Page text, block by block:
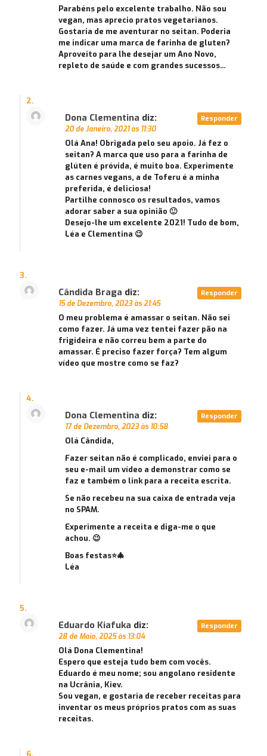
Parabéns pelo excelente trabalho. Não sou
vegan, mas aprecio pratos vegetarianos.
Gostaria de me aventurar no seitan. Poderia
me indicar uma marca de farinha de gluten?
Aproveito para lhe desejar um Ano Novo,
repleto de saúde e com grandes sucessos…
Dona Clementina diz:
20 de Janeiro, 2021 às 11:30
Olá Ana! Obrigada pelo seu apoio. Já fez o
seitan? A marca que uso para a farinha de
glúten é próvida, é muito boa. Experimente
as carnes vegans, a de Toferu é a minha
preferida, é deliciosa!
Partilhe connosco os resultados, vamos
adorar saber a sua opinião 🙂
Desejo-lhe um excelente 2021! Tudo de bom,
Léa e Clementina 😉
Responder
Cândida Braga diz:
15 de Dezembro, 2023 às 21:45
O meu problema é amassar o seitan. Não sei
como fazer. Já uma vez tentei fazer pão na
frigideira e não correu bem a parte do
amassar. É preciso fazer força? Tem algum
vídeo que mostre como se faz?
Responder
Dona Clementina diz:
17 de Dezembro, 2023 às 10:58
Olá Cândida,
Fazer seitan não é complicado, enviei para o
seu e-mail um vídeo a demonstrar como se
faz e também o link para a receita escrita.
Se não recebeu na sua caixa de entrada veja
no SPAM.
Experimente a receita e diga-me o que
achou. 😉
Boas festas⭐🎄
Léa
Responder
Eduardo Kiafuka diz:
28 de Maio, 2025 às 13:04
Olá Dona Clementina!
Espero que esteja tudo bem com vocês.
Eduardo é meu nome; sou angolano residente
na Ucrânia, Kiev.
Sou vegan, e gostaria de receber receitas para
inventar os meus próprios pratos com as suas
receitas.
Responder